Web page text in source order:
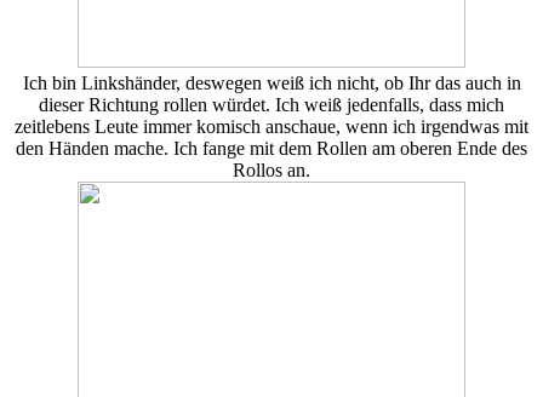
Ich bin Linkshänder, deswegen weiß ich nicht, ob Ihr das auch in
dieser Richtung rollen würdet. Ich weiß jedenfalls, dass mich
zeitlebens Leute immer komisch anschaue, wenn ich irgendwas mit
den Händen mache. Ich fange mit dem Rollen am oberen Ende des
Rollos an.